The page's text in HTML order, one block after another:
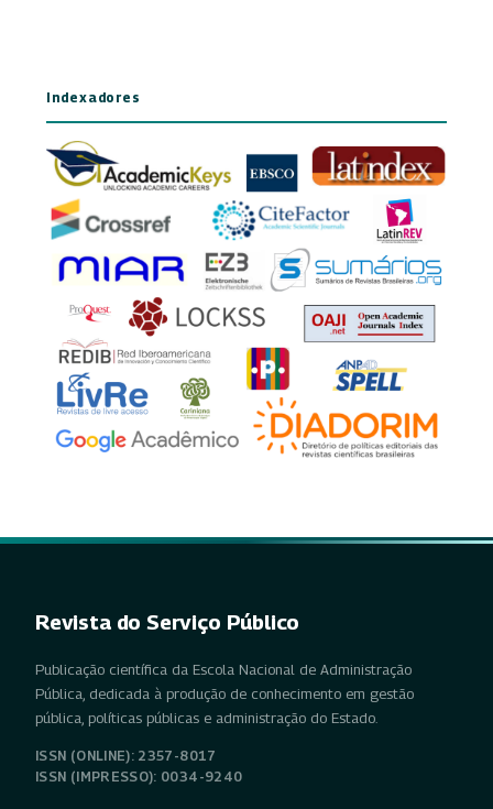
Indexadores
Revista do Serviço Público
Publicação científica da Escola Nacional de Administração
Pública, dedicada à produção de conhecimento em gestão
pública, políticas públicas e administração do Estado.
ISSN (ONLINE): 2357-8017
ISSN (IMPRESSO): 0034-9240